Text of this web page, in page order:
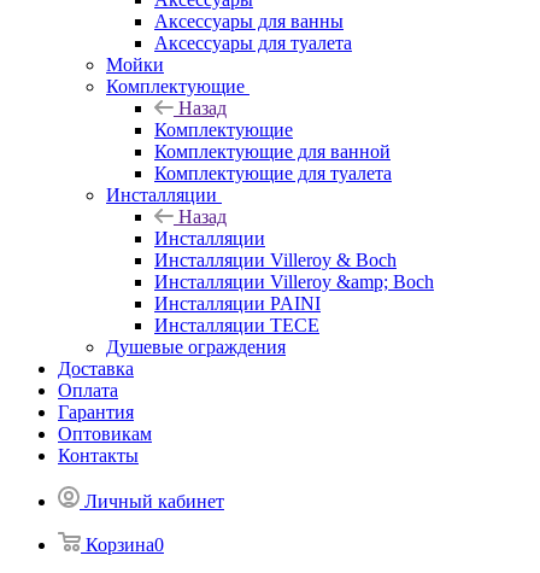
Аксессуары для ванны
Аксессуары для туалета
Мойки
Комплектующие
Назад
Комплектующие
Комплектующие для ванной
Комплектующие для туалета
Инсталляции
Назад
Инсталляции
Инсталляции Villeroy & Boch
Инсталляции Villeroy &amp; Boch
Инсталляции PAINI
Инсталляции TECE
Душевые ограждения
Доставка
Оплата
Гарантия
Оптовикам
Контакты
Личный кабинет
Корзина0